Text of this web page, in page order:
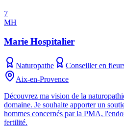
7
MH
Marie Hospitalier
Naturopathe Conseiller en
Aix-en-Provence
Découvrez ma vision de la
domaine. Je souhaite apporter un
hommes concernés par la PMA,
fertilité.